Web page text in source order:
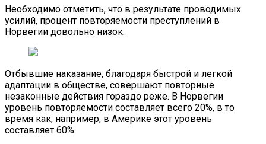
Необходимо отметить, что в результате проводимых
усилий, процент повторяемости преступлений в
Норвегии довольно низок.
Отбывшие наказание, благодаря быстрой и легкой
адаптации в обществе, совершают повторные
незаконные действия гораздо реже. В Норвегии
уровень повторяемости составляет всего 20%, в то
время как, например, в Америке этот уровень
составляет 60%.